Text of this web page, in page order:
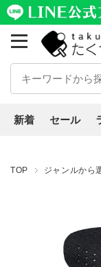
新着 セール
TOP ジャンルから